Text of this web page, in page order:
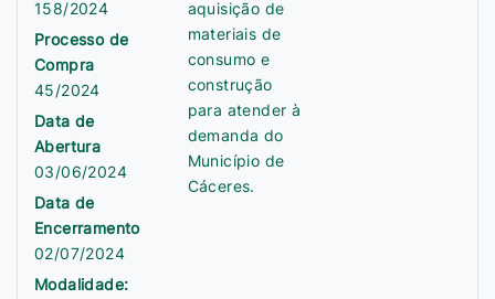
158/2024
Processo de
Compra
45/2024
Data de
Abertura
03/06/2024
Data de
Encerramento
02/07/2024
Modalidade:
aquisição de
materiais de
consumo e
construção
para atender à
demanda do
Município de
Cáceres.